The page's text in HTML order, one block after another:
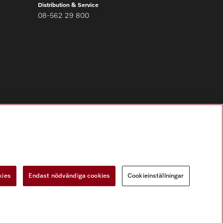
Distribution & Service
08-562 29 800
Endast nödvändiga cookies Cookieinställningar